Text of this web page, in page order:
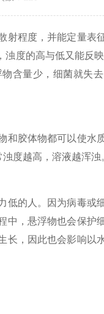
程度，并能定量表
度的高与低又能反
含量少，细菌就失
胶体物都可以使水
度越高，溶液越浑浊
的人。因为病毒或
，悬浮物也会保护
，因此也会影响以